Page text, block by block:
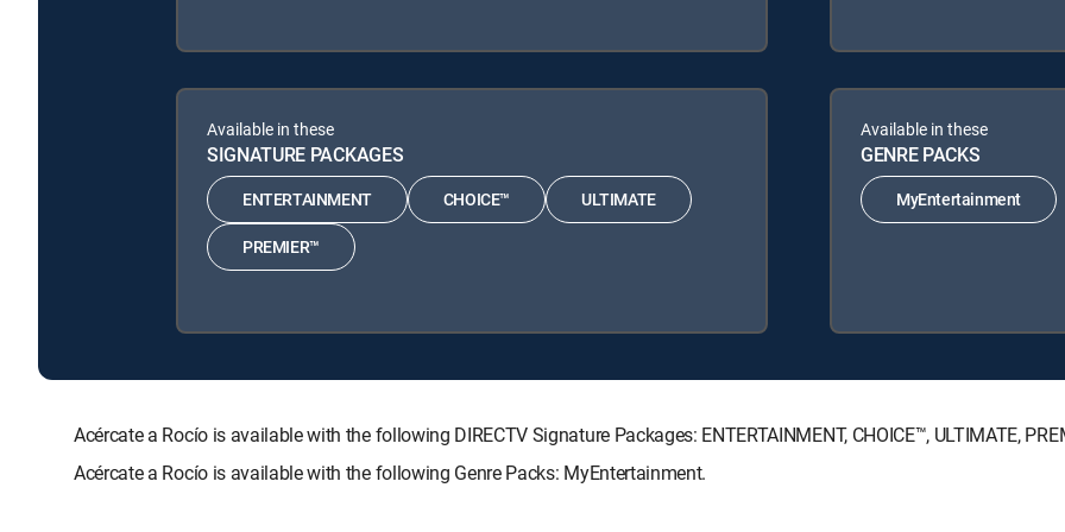
Available in these
SIGNATURE PACKAGES
ENTERTAINMENT CHOICE™ ULTIMATE
PREMIER™
Available in these
GENRE PACKS
MyEntertainment
Acércate a Rocío is available with the following DIRECTV Signature Packages: ENTERTAINMENT, CHOICE™, ULTIMATE,
Acércate a Rocío is available with the following Genre Packs: MyEntertainment.